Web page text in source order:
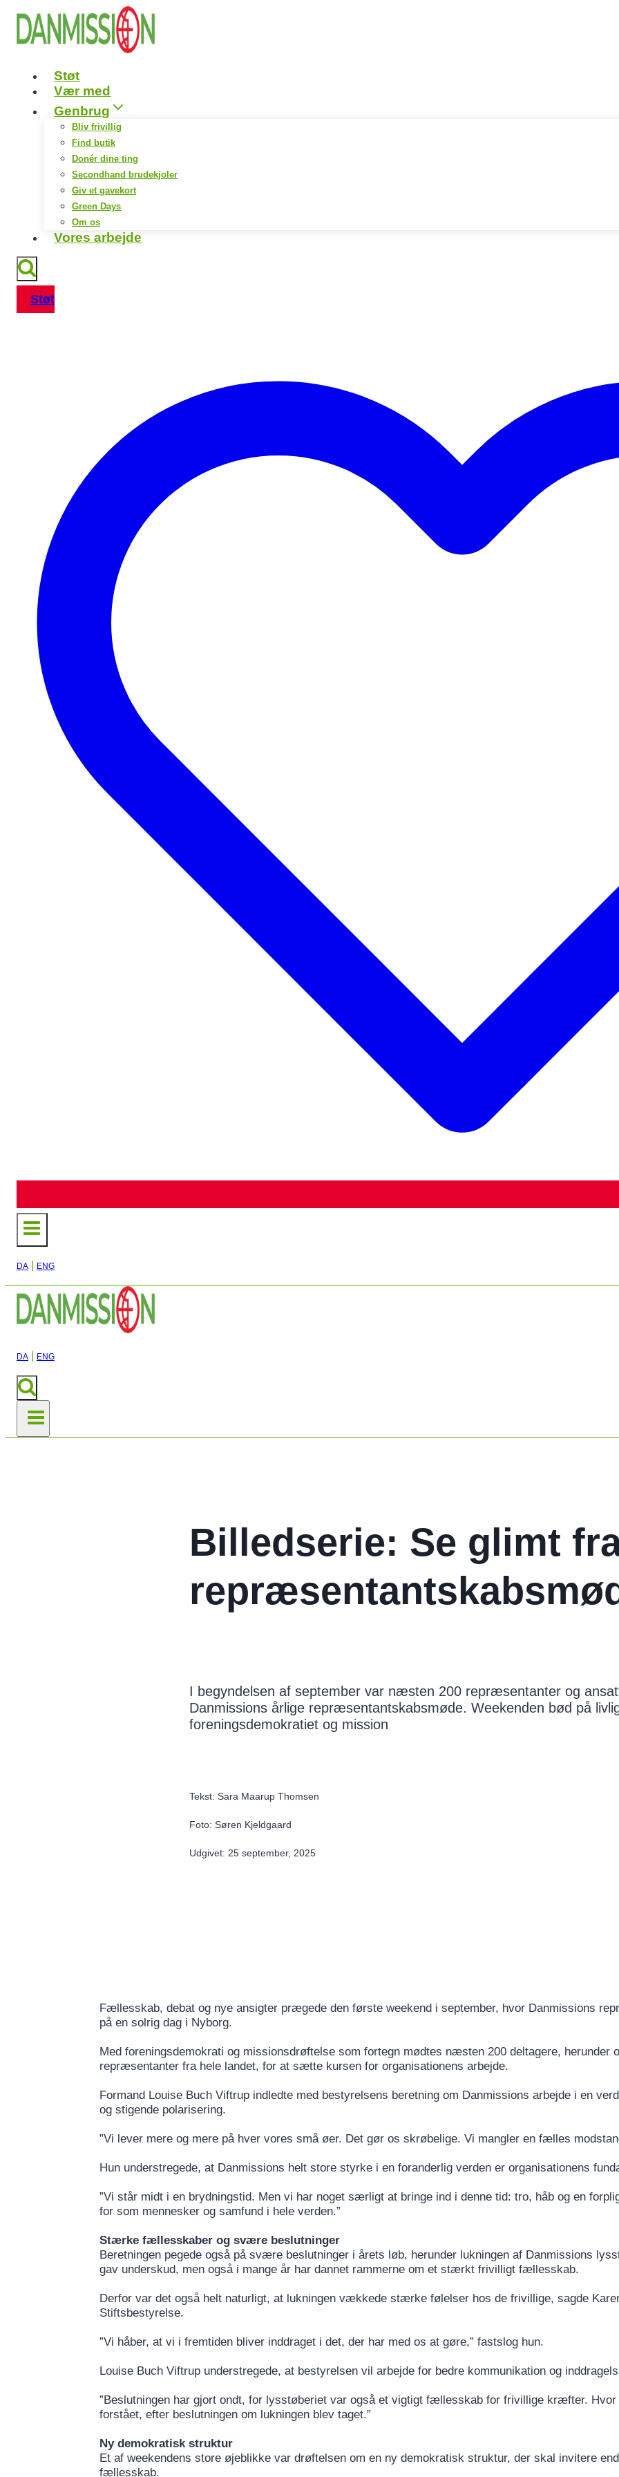
Fortsæt
indhold
Støt
Vær med
Genbrug
Bliv frivillig
Find butik
Donér dine ting
Secondhand brudekjoler
Giv et gavekort
Green Days
Om os
Vores arbejde
Støt
DA ENG
DA ENG
Billedserie: Se glimt
I begyndelsen af september var næsten 200 repræsentanter og
Danmissions årlige repræsentantskabsmøde. Weekenden bød på
foreningsdemokratiet og mission
Tekst: Sara Maarup Thomsen
Foto: Søren Kjeldgaard
Udgivet: 25 september, 2025
Fællesskab, debat og nye ansigter prægede den første weekend i september, hvor Danmissions
på en solrig dag i Nyborg.
Med foreningsdemokrati og missionsdrøftelse som fortegn mødtes næsten 200 deltagere, herunder
repræsentanter fra hele landet, for at sætte kursen for organisationens arbejde.
Formand Louise Buch Viftrup indledte med bestyrelsens beretning om Danmissions arbejde i en
og stigende polarisering.
”Vi lever mere og mere på hver vores små øer. Det gør os skrøbelige. Vi mangler en fælles
Hun understregede, at Danmissions helt store styrke i en foranderlig verden er organisationens
”Vi står midt i en brydningstid. Men vi har noget særligt at bringe ind i denne tid: tro, håb og en
for som mennesker og samfund i hele verden.”
Stærke fællesskaber og svære beslutninger
Beretningen pegede også på svære beslutninger i årets løb, herunder lukningen af Danmissions
gav underskud, men også i mange år har dannet rammerne om et stærkt frivilligt fællesskab.
Derfor var det også helt naturligt, at lukningen vækkede stærke følelser hos de frivillige, sagde
Stiftsbestyrelse.
”Vi håber, at vi i fremtiden bliver inddraget i det, der har med os at gøre,” fastslog hun.
Louise Buch Viftrup understregede, at bestyrelsen vil arbejde for bedre kommunikation og
”Beslutningen har gjort ondt, for lysstøberiet var også et vigtigt fællesskab for frivillige kræfter.
forstået, efter beslutningen om lukningen blev taget.”
Ny demokratisk struktur
Et af weekendens store øjeblikke var drøftelsen om en ny demokratisk struktur, der skal invitere
fællesskab.